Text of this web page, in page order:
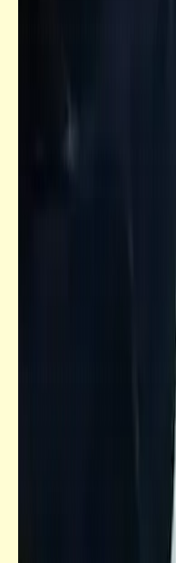
| روح السماحة
الله - إلى آخر